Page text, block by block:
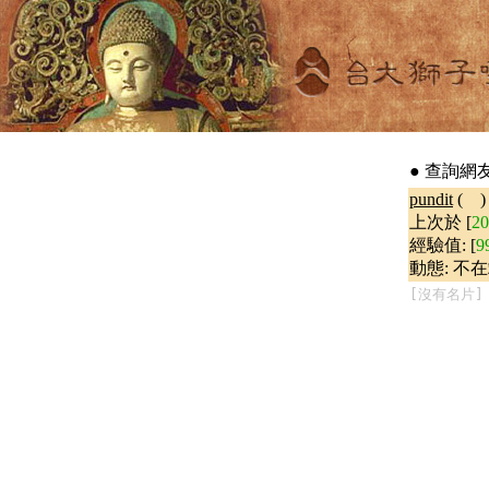
● 查詢網
pundit (
上次於 [
經驗值: [
動態: 不
[沒有名片]